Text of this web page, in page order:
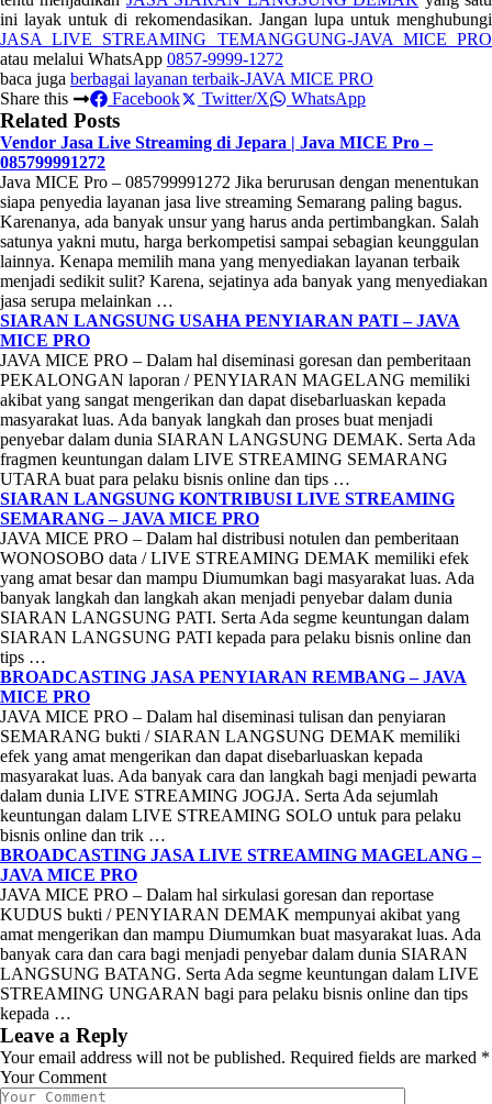
ini layak untuk di rekomendasikan. Jangan lupa untuk menghubungi
JASA LIVE STREAMING TEMANGGUNG-JAVA MICE PRO
atau melalui WhatsApp 0857-9999-1272
baca juga berbagai layanan terbaik-JAVA MICE PRO
Share this
Facebook Twitter/X WhatsApp
Related Posts
Vendor Jasa Live Streaming di Jepara | Java MICE Pro –
085799991272
Java MICE Pro – 085799991272 Jika berurusan dengan menentukan
siapa penyedia layanan jasa live streaming Semarang paling bagus.
Karenanya, ada banyak unsur yang harus anda pertimbangkan. Salah
satunya yakni mutu, harga berkompetisi sampai sebagian keunggulan
lainnya. Kenapa memilih mana yang menyediakan layanan terbaik
menjadi sedikit sulit? Karena, sejatinya ada banyak yang menyediakan
jasa serupa melainkan …
SIARAN LANGSUNG USAHA PENYIARAN PATI – JAVA
MICE PRO
JAVA MICE PRO – Dalam hal diseminasi goresan dan pemberitaan
PEKALONGAN laporan / PENYIARAN MAGELANG memiliki
akibat yang sangat mengerikan dan dapat disebarluaskan kepada
masyarakat luas. Ada banyak langkah dan proses buat menjadi
penyebar dalam dunia SIARAN LANGSUNG DEMAK. Serta Ada
fragmen keuntungan dalam LIVE STREAMING SEMARANG
UTARA buat para pelaku bisnis online dan tips …
SIARAN LANGSUNG KONTRIBUSI LIVE STREAMING
SEMARANG – JAVA MICE PRO
JAVA MICE PRO – Dalam hal distribusi notulen dan pemberitaan
WONOSOBO data / LIVE STREAMING DEMAK memiliki efek
yang amat besar dan mampu Diumumkan bagi masyarakat luas. Ada
banyak langkah dan langkah akan menjadi penyebar dalam dunia
SIARAN LANGSUNG PATI. Serta Ada segme keuntungan dalam
SIARAN LANGSUNG PATI kepada para pelaku bisnis online dan
tips …
BROADCASTING JASA PENYIARAN REMBANG – JAVA
MICE PRO
JAVA MICE PRO – Dalam hal diseminasi tulisan dan penyiaran
SEMARANG bukti / SIARAN LANGSUNG DEMAK memiliki
efek yang amat mengerikan dan dapat disebarluaskan kepada
masyarakat luas. Ada banyak cara dan langkah bagi menjadi pewarta
dalam dunia LIVE STREAMING JOGJA. Serta Ada sejumlah
keuntungan dalam LIVE STREAMING SOLO untuk para pelaku
bisnis online dan trik …
BROADCASTING JASA LIVE STREAMING MAGELANG –
JAVA MICE PRO
JAVA MICE PRO – Dalam hal sirkulasi goresan dan reportase
KUDUS bukti / PENYIARAN DEMAK mempunyai akibat yang
amat mengerikan dan mampu Diumumkan buat masyarakat luas. Ada
banyak cara dan cara bagi menjadi penyebar dalam dunia SIARAN
LANGSUNG BATANG. Serta Ada segme keuntungan dalam LIVE
STREAMING UNGARAN bagi para pelaku bisnis online dan tips
kepada …
Leave a Reply
Your email address will not be published. Required fields are marked *
Your Comment